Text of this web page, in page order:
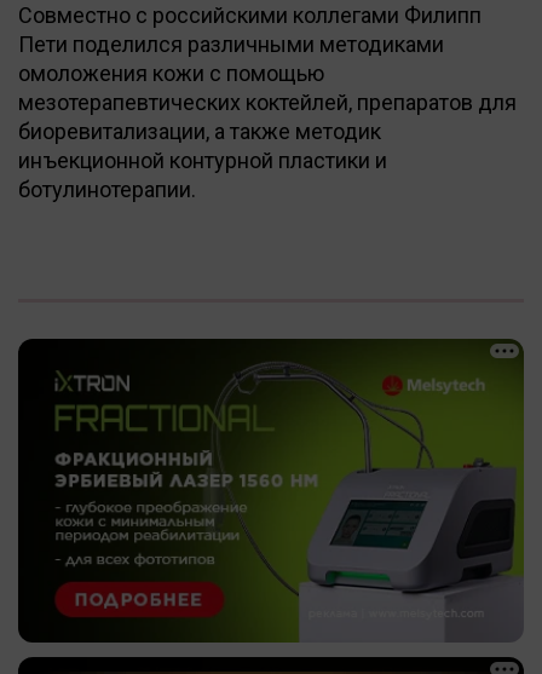
Совместно с российскими коллегами Филипп
Пети поделился различными методиками
омоложения кожи с помощью
мезотерапевтических коктейлей, препаратов для
биоревитализации, а также методик
инъекционной контурной пластики и
ботулинотерапии.